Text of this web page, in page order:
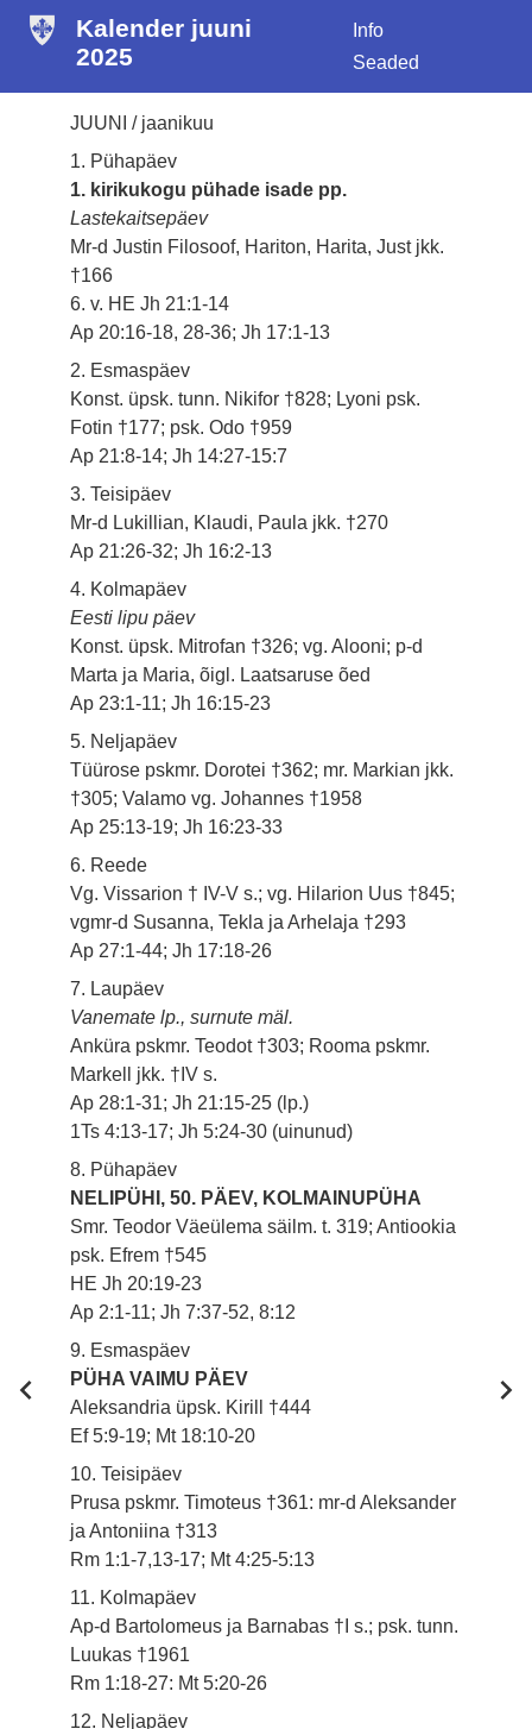
Kalender juuni
2025
Info
Seaded
JUUNI / jaanikuu
1. Pühapäev
1. kirikukogu pühade isade pp.
Lastekaitsepäev
Mr-d Justin Filosoof, Hariton, Harita, Just jkk.
†166
6. v. HE Jh 21:1-14
Ap 20:16-18, 28-36; Jh 17:1-13
2. Esmaspäev
Konst. üpsk. tunn. Nikifor †828; Lyoni psk.
Fotin †177; psk. Odo †959
Ap 21:8-14; Jh 14:27-15:7
3. Teisipäev
Mr-d Lukillian, Klaudi, Paula jkk. †270
Ap 21:26-32; Jh 16:2-13
4. Kolmapäev
Eesti lipu päev
Konst. üpsk. Mitrofan †326; vg. Alooni; p-d
Marta ja Maria, õigl. Laatsaruse õed
Ap 23:1-11; Jh 16:15-23
5. Neljapäev
Tüürose pskmr. Dorotei †362; mr. Markian jkk.
†305; Valamo vg. Johannes †1958
Ap 25:13-19; Jh 16:23-33
6. Reede
Vg. Vissarion † IV-V s.; vg. Hilarion Uus †845;
vgmr-d Susanna, Tekla ja Arhelaja †293
Ap 27:1-44; Jh 17:18-26
7. Laupäev
Vanemate lp., surnute mäl.
Anküra pskmr. Teodot †303; Rooma pskmr.
Markell jkk. †IV s.
Ap 28:1-31; Jh 21:15-25 (lp.)
1Ts 4:13-17; Jh 5:24-30 (uinunud)
8. Pühapäev
NELIPÜHI, 50. PÄEV, KOLMAINUPÜHA
Smr. Teodor Väeülema säilm. t. 319; Antiookia
psk. Efrem †545
HE Jh 20:19-23
Ap 2:1-11; Jh 7:37-52, 8:12
9. Esmaspäev
PÜHA VAIMU PÄEV
Aleksandria üpsk. Kirill †444
Ef 5:9-19; Mt 18:10-20
10. Teisipäev
Prusa pskmr. Timoteus †361: mr-d Aleksander
ja Antoniina †313
Rm 1:1-7,13-17; Mt 4:25-5:13
11. Kolmapäev
Ap-d Bartolomeus ja Barnabas †I s.; psk. tunn.
Luukas †1961
Rm 1:18-27: Mt 5:20-26
12. Neljapäev